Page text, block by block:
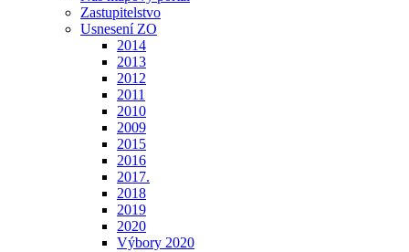
Zastupitelstvo
Usnesení ZO
2014
2013
2012
2011
2010
2009
2015
2016
2017.
2018
2019
2020
Výbory 2020